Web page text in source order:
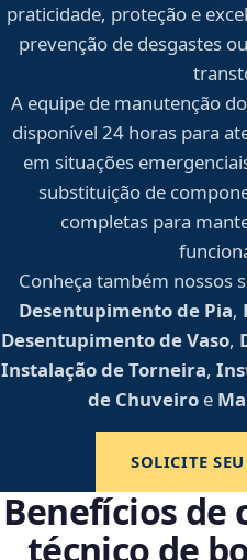
praticidade, proteção e
prevenção de desgastes
A equipe de manutenção
disponível 24 horas para
em situações
substituição de
completas para
Conheça também nossos
Desentupimento de Pia,
Desentupimento de Vaso,
Instalação de Torneira,
de Chuveiro e
SOLICITE
Benefícios de
técnico de